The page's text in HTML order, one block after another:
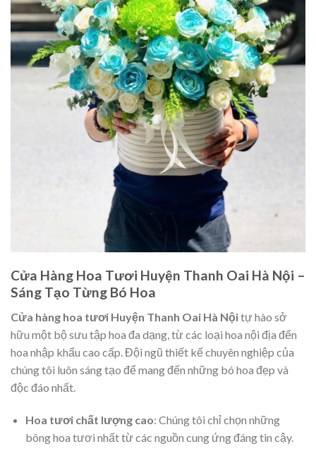
Cửa Hàng Hoa Tươi Huyện Thanh Oai Hà Nội –
Sáng Tạo Từng Bó Hoa
Cửa hàng hoa tươi Huyện Thanh Oai Hà Nộitự hào sở
hữu một bộ sưu tập hoa đa dạng, từ các loại hoa nội địa đến
hoa nhập khẩu cao cấp. Đội ngũ thiết kế chuyên nghiệp của
chúng tôi luôn sáng tạo để mang đến những bó hoa đẹp và
độc đáo nhất.
Hoa tươi chất lượng cao: Chúng tôi chỉ chọn những
bông hoa tươi nhất từ các nguồn cung ứng đáng tin cậy.